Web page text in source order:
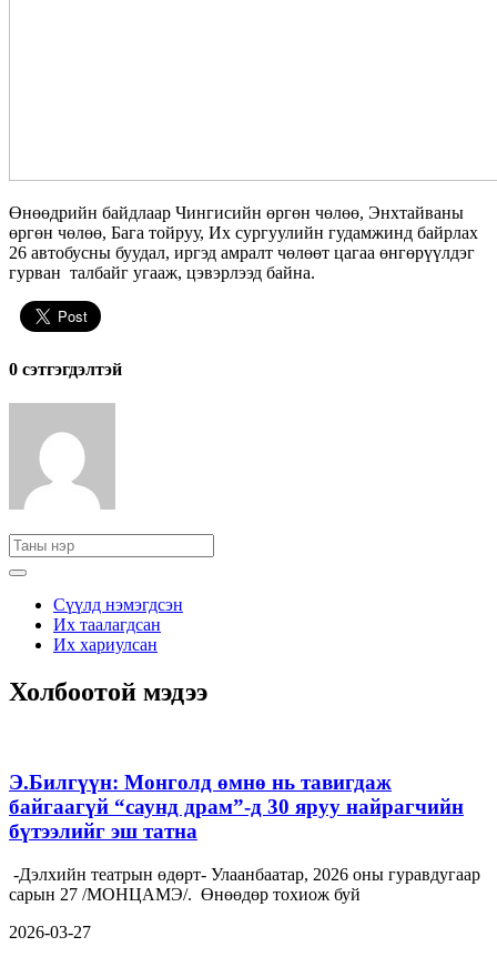
Өнөөдрийн байдлаар Чингисийн өргөн чөлөө, Энхтайваны
өргөн чөлөө, Бага тойруу, Их сургуулийн гудамжинд байрлах
26 автобусны буудал, иргэд амралт чөлөөт цагаа өнгөрүүлдэг
гурван талбайг угааж, цэвэрлээд байна.
0 cэтгэгдэлтэй
Сүүлд нэмэгдсэн
Их таалагдсан
Их хариулсан
Холбоотой мэдээ
Э.Билгүүн: Монголд өмнө нь тавигдаж
байгаагүй “саунд драм”-д 30 яруу найрагчийн
бүтээлийг эш татна
-Дэлхийн театрын өдөрт- Улаанбаатар, 2026 оны гуравдугаар
сарын 27 /МОНЦАМЭ/. Өнөөдөр тохиож буй
2026-03-27